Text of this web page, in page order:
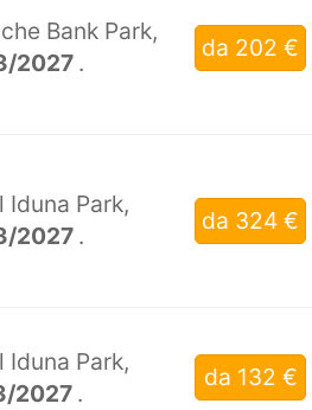
Bank Park,
2027 .
da 202 €
Iduna Park,
2027 .
da 324 €
Iduna Park,
2027 .
da 132 €